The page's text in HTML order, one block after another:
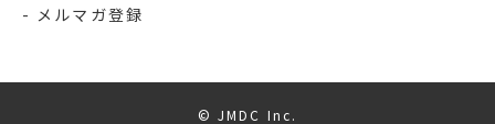
メルマガ登録
© JMDC Inc.